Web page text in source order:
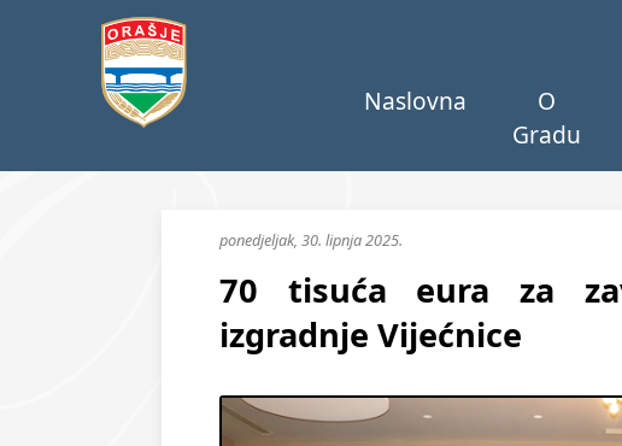
Naslovna
O
Gradu
ponedjeljak, 30. lipnja 2025.
70 tisuća eura za
izgradnje Vijećnice